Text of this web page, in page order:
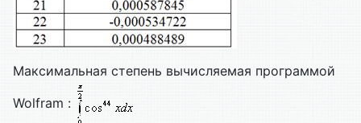
Максимальная степень вычисляемая программой
Wolfram :